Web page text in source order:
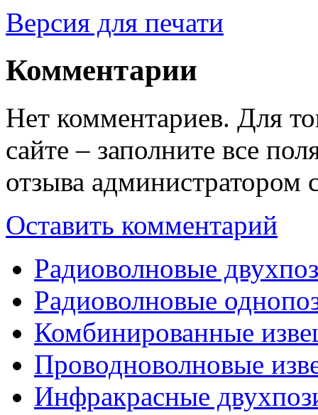
Версия для печати
Комментарии
Нет комментариев. Для
сайте – заполните все
отзыва администратором
Оставить комментарий
Радиоволновые
Радиоволновые
Комбинированные
Проводноволновые
Инфракрасные